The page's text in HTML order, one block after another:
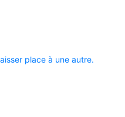
place à une autre.